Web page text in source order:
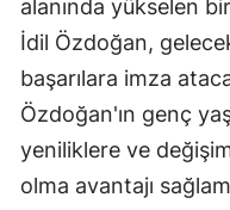
alanında yükselen
İdil Özdoğan,
başarılara imza
Özdoğan'ın genç
yeniliklere ve
olma avantajı